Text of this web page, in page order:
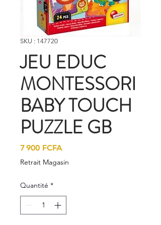
SKU : 147720
JEU EDUC
MONTESSORI
BABY TOUCH
PUZZLE GB
7 900 FCFA
Retrait Magasin
Quantité *